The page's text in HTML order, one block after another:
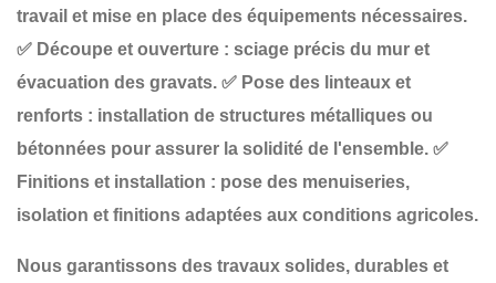
travail et mise en place des équipements nécessaires.
✅ Découpe et ouverture : sciage précis du mur et
évacuation des gravats. ✅ Pose des linteaux et
renforts : installation de structures métalliques ou
bétonnées pour assurer la solidité de l'ensemble. ✅
Finitions et installation : pose des menuiseries,
isolation et finitions adaptées aux conditions agricoles.
Nous garantissons des travaux solides, durables et